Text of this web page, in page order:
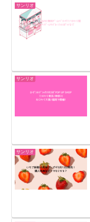
サンリオ
サンリオ
サンリオ